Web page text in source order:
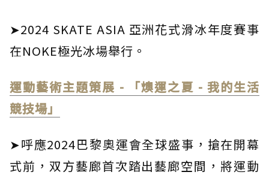
➤2024 SKATE ASIA 亞洲花式滑冰年度賽事
在NOKE極光冰場舉行。
運動藝術主題策展 - 「燠運之夏 - 我的生活
競技場」
➤呼應2024巴黎奧運會全球盛事，搶在開幕
式前，双方藝廊首次踏出藝廊空間，將運動